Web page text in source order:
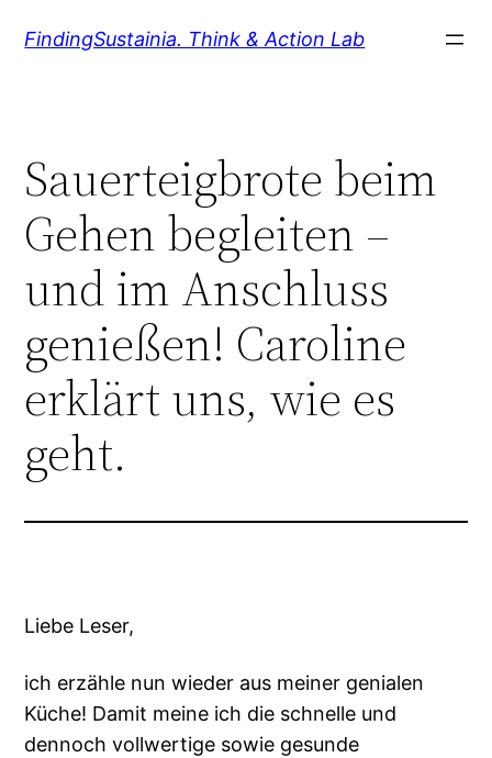
InhaltFindingSustainia. Think & Action Lab
Sauerteigbrote beim
Gehen begleiten –
und im Anschluss
genießen! Caroline
erklärt uns, wie es
geht.
Liebe Leser,
ich erzähle nun wieder aus meiner genialen
Küche! Damit meine ich die schnelle und
dennoch vollwertige sowie gesunde